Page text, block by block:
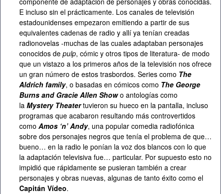
E incluso sin el prácticamente. Los canales de televisión
estadounidenses empezaron emitiendo a partir de sus
equivalentes cadenas de radio y allí ya tenían creadas
radionovelas -muchas de las cuales adaptaban personajes
conocidos de pulp, cómic y otros tipos de literatura- de modo
que un vistazo a los primeros años de la televisión nos ofrece
un gran número de estos trasbordos. Series como The
Aldrich family, o basadas en cómicos como The George
Burns and Gracie Allen Showo antologías como
la Mystery Theater tuvieron su hueco en la pantalla, incluso
programas que acabaron resultando más controvertidos
como Amos ‘n’ Andy, una popular comedia radiofónica
sobre dos personajes negros que tenía el problema de que…
bueno… en la radio le ponían la voz dos blancos con lo que
la adaptación televisiva fue… particular. Por supuesto esto no
impidió que rápidamente se pusieran también a crear
personajes y obras nuevas, algunas de tanto éxito como el
Capitán Vídeo.